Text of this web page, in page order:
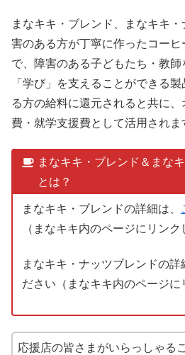
まなキキ・ブレンド、まなキキ
害のある方が丁寧に作ったコー
で、障害のある子どもたち・教
「学び」を支えることができる
る方の給料に還元されると共に
費・就学支援費として活用されま
まなキキ・ブレンド＆まな
とは？
まなキキ・ブレンドの詳細は、
（まなキキ内のページにリンク
まなキキ・ナッツブレンドの詳
ださい（まなキキ内のページに
応援店の皆さまがいらっしゃる